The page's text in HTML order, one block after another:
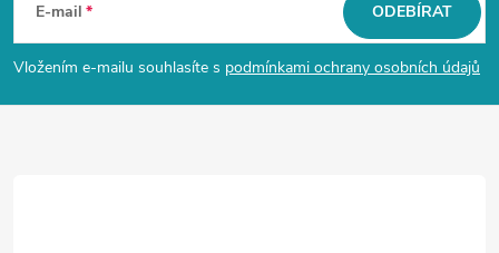
p
E-mail
Vložením e-mailu souhlasíte s podmínkami ochrany osobních údajů
ODEBÍRAT